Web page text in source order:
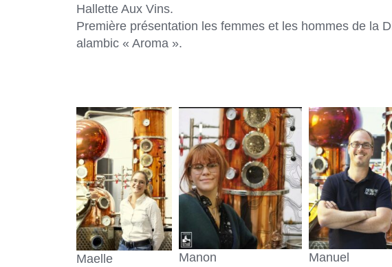
Hallette Aux Vins.
Première présentation les femmes et les hommes de la
alambic « Aroma ».
Maelle Manon Manuel